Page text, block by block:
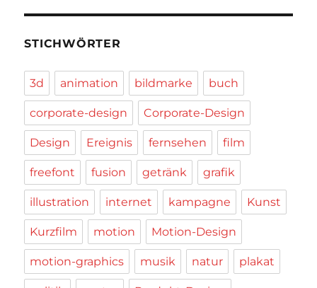
STICHWÖRTER
3d animation bildmarke buch
corporate-design Corporate-Design
Design Ereignis fernsehen film
freefont fusion getränk grafik
illustration internet kampagne Kunst
Kurzfilm motion Motion-Design
motion-graphics musik natur plakat